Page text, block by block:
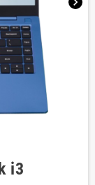
i3